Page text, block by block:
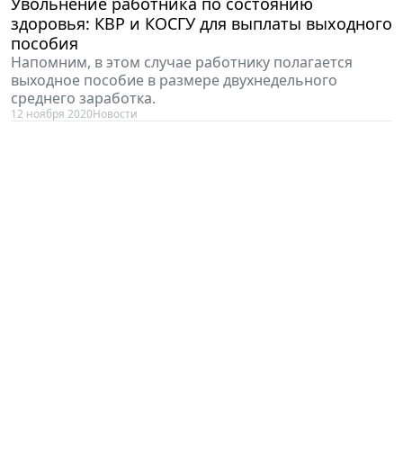
здоровья: КВР и КОСГУ для выплаты выходного
пособия
Напомним, в этом случае работнику полагается
выходное пособие в размере двухнедельного
среднего заработка.
12 ноября 2020Новости